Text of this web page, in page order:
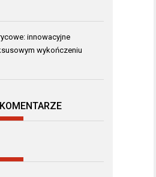
innowacyjne
wykończeniu